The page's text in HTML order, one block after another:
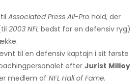
Associated Press All-Pro hold, der
2003 NFL bedst for en defensiv ryg)
til en defensiv kaptajn i sit første
efter Jurist Milloy
medlem af NFL Hall of Fame.